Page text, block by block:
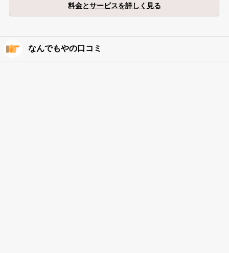
料金とサービスを詳しく見る
なんでもやの口コミ